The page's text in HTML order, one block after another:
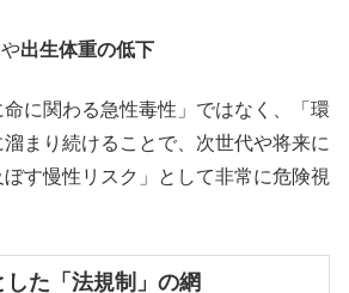
や出生体重の低下
に関わる急性毒性」ではなく、「環
まり続けることで、次世代や将来に
す慢性リスク」として非常に危険視
た「法規制」の網